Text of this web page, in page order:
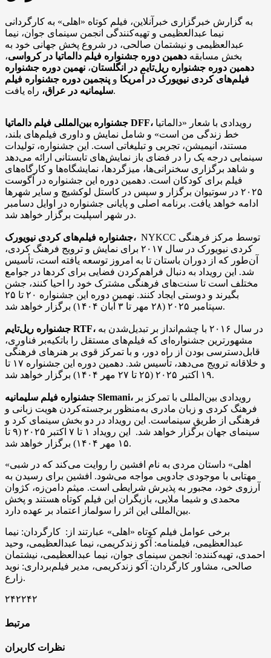
به گزارش خبرگزاری خبرآنلاین، فیلم کوتاه «اهلی» به کارگردانی
نیما عبدالعظیمی و تهیه‌کنندگی انجمن سینمای جوان، نیما
عبدالعظیمی و نیشتمان صالحی، در شروع پخش جهانی خود به
بخش مسابقه دهمین دوره جشنواره فیلم دالماتیا در کرواسی،
دهمین دوره جشنواره ریل‌تایم در انگلستان، نهمین دوره جشنواره
فیلم‌های کردی نیویورک در آمریکا و پنجمین دوره جشنواره فیلم
سلیمانیه در عراق،راه یافت.
جشنواره بین‌المللی فیلم دالماتیا DFF،
خط زندگی من است» و شامل نمایش و داوری فیلم‌های بلند،
مستند، انیمیشن، تجربی و تبلیغاتی است. این جشنواره، تولیدات
سینمایی درجه یک را در فضای باز نمایش‌های تابستانی ارائه می‌دهد
و شاهد برگزاری سخنرانی‌ها، میزگردها، نمایشگاه‌ها و کارگاه‌های
فیلم برای کودکان است. دهمین دوره این جشنواره در آگوست
۲۰۲۵ در سوتیوان برگزار و سپس در کاستل لوکشیچ و سایر شهرها
ادامه خواهد یافت. برنامه اصلی و پایانی جشنواره در اوایل دسامبر
در شهر اسپلیت برگزار خواهد شد.
جشنواره فیلم‌های کردی نیویورک، ‌ NYKCC توسط مرکز فرهنگی
کردی نیویورک در سال ۲۰۱۷ برای نمایش و ترویج فرهنگ کردی،
آن‌طور که از دوران باستان تا به امروز توسعه یافته است، تأسیس
شد. این رویداد به دنبال فراهم‌کردن فضایی برای کردها در جوامع
مختلف است تا سنت‌های فرهنگی مشترک خود را احیا کنند، جشن
بگیرند و دوستی ایجاد کنند. نهمین دوره این جشنواره ۲۰ تا ۲۵
سپتامبر ۲۰۲۵ (۲۸ مهر تا ۳ آبان ۱۴۰۴) برگزار خواهد شد.
جشنواره ریل‌تایم RTF، در سال ۲۰۱۶ با چشم‌انداز بر تبدیل‌شدن به
مشهورترین جشنواره‌ای که فیلم‌های مستقل را باتکیه‌بر فناوری،
قابل‌دسترسی بودن از راه دور، و با تمرکز قوی بر هنرهای فرهنگی
و خلاقانه ترویج می‌دهد، تأسیس شد. دهمین دوره این جشنواره ۱۷ تا
۱۹ اکتبر ۲۰۲۵ (۲۵ تا ۲۷ مهر ۱۴۰۴) برگزار خواهد شد.
جشنواره فیلم سلیمانیه Slemani، رویدادی بین‌المللی با تمرکز بر
فرهنگ کردی و زبان مادری به‌منظور برجسته‌کردن هویت زبانی و
فرهنگی از طریق سینماست. این رویداد در دو بخش سینمای کرد و
سینمای جهان برگزار خواهد شد. این رویداد ۱ تا ۷ اکتبر ۲۰۲۵ (۹ تا
۱۵ مهر ۱۴۰۴) برگزار خواهد شد.
«اهلی» داستان مردی به نام افشین را روایت می‌کند که در شبی
مهتابی با موجودی جادویی مواجه می‌شود. افشین برای رسیدن به
آرزوی خود، مجبور به پذیرش شرایطی است. میثم دامن‌زه، کژوان
محمدی و شیما ملایی، بازیگران این فیلم کوتاه هستند و پخش
بین‌المللی این اثر را سولماز اعتماد بر عهده دارد.
برخی عوامل فیلم کوتاه «اهلی» عبارتند از: کارگردان: نیما
عبدالعظیمی، فیلمنامه‌: آکو زندکریمی، نیما عبدالعظیمی، وحید
احمدی، تهیه‌کننده: انجمن سینمای جوان، نیما عبدالعظیمی، نیشتمان
صالحی، مشاور کارگردان: آکو زندکریمی، مدیر فیلم‌برداری: نوید
زارع.
۲۴۲۲۴۲
مرتبط
نظرات کاربران